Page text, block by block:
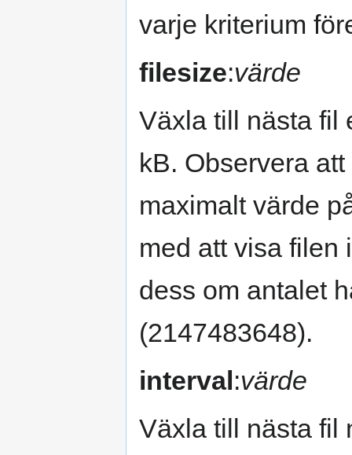
varje kriterium
filesize:värde
Växla till nästa fil
kB. Observera
maximalt värde
med att visa filen
dess om antalet
(2147483648).
interval :värde
Växla till nästa fil